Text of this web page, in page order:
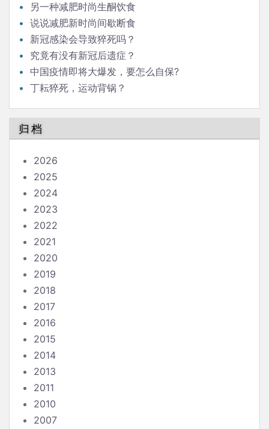
另一种减肥时尚生酮饮食
说说减肥新时尚间歇断食
新冠感染会导致猝死吗？
究竟有没有新冠后遗症？
中国疫情即将大爆发，要怎么自保?
丁耘猝死，运动背锅？
归档
2026
2025
2024
2023
2022
2021
2020
2019
2018
2017
2016
2015
2014
2013
2011
2010
2007